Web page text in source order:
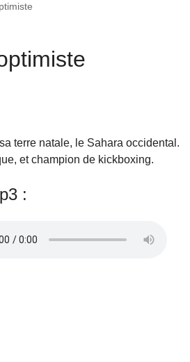
terre natale, le Sahara occidental.
et champion de kickboxing.
: